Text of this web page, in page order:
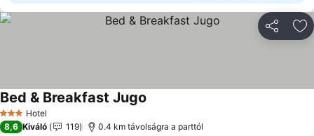
3 Kategória
Hotel
Bed & Breakfast Jugo
8,6 Kiváló 119 0.4 km távolságra a parttól